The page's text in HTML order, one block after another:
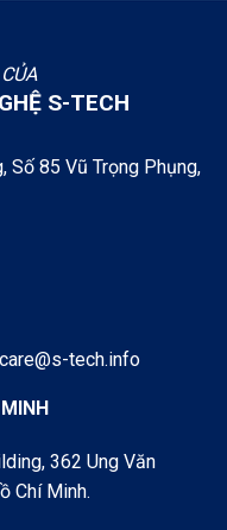
S-TECH
Số 85 Vũ Trọng Phụng,
tech.info
362 Ung Văn
Chí Minh.